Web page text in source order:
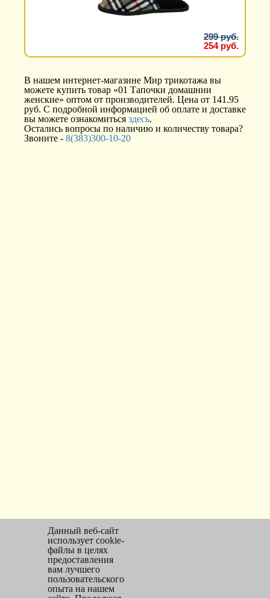
299 руб.
254 руб.
В нашем интернет-магазине Мир трикотажа вы
можете купить товар «01 Тапочки домашнии
женские» оптом от производителей. Цена от 141.95
руб. С подробной информацией об оплате и доставке
вы можете ознакомиться здесь.
Остались вопросы по наличию и количеству товара?
Звоните - 8(383)300-10-20
Данный веб-сайт
использует cookie-
файлы в целях
предоставления
вам лучшего
пользовательского
опыта на нашем